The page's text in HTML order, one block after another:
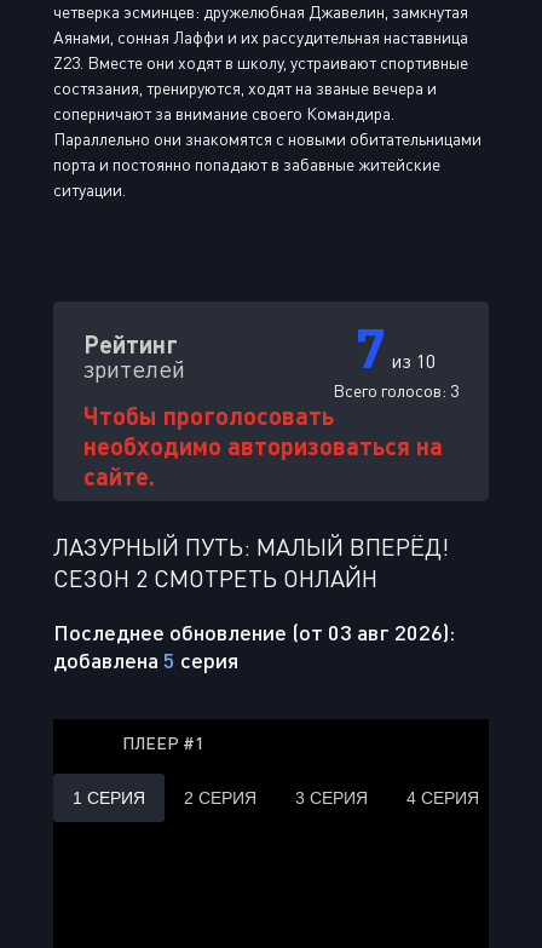
четверка эсминцев: дружелюбная Джавелин, замкнутая
Аянами, сонная Лаффи и их рассудительная наставница
Z23. Вместе они ходят в школу, устраивают спортивные
состязания, тренируются, ходят на званые вечера и
соперничают за внимание своего Командира.
Параллельно они знакомятся с новыми обитательницами
порта и постоянно попадают в забавные житейские
ситуации.
Рейтинг
зрителей 7 из 10
Всего голосов: 3
Чтобы проголосовать
необходимо авторизоваться на
сайте.
ЛАЗУРНЫЙ ПУТЬ: МАЛЫЙ ВПЕРЁД!
СЕЗОН 2 СМОТРЕТЬ ОНЛАЙН
Последнее обновление (от 03 авг 2026):
добавлена 5 серия
ПЛЕЕР #1